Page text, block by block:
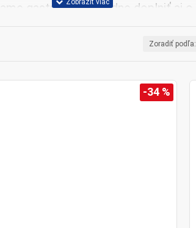
gastro váhy vhodne doplniť aj o
Zoradiť podľa:
-34 %